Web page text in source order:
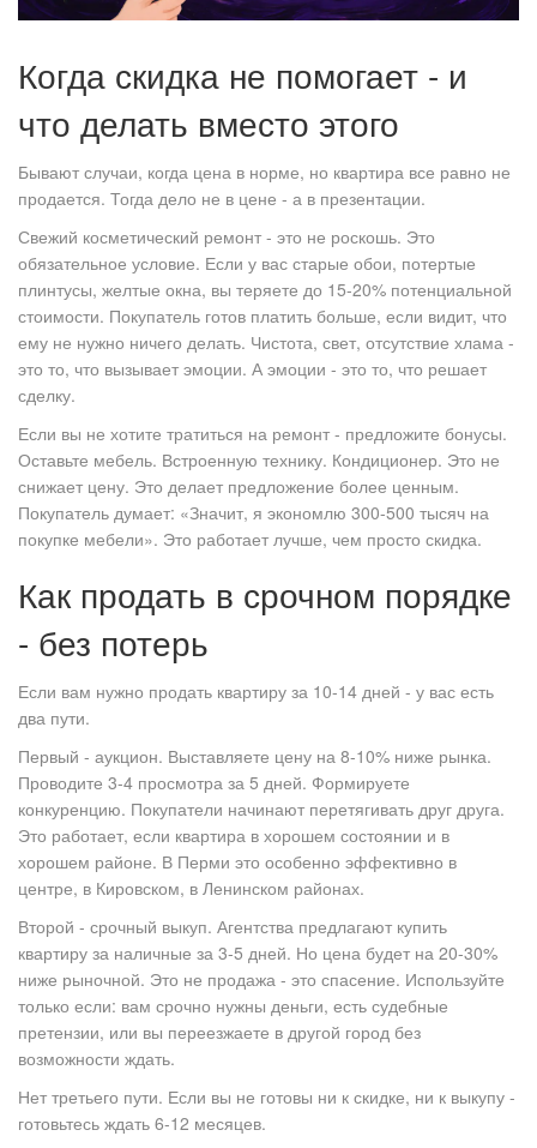
Когда скидка не помогает - и
что делать вместо этого
Бывают случаи, когда цена в норме, но квартира все равно не
продается. Тогда дело не в цене - а в презентации.
Свежий косметический ремонт - это не роскошь. Это
обязательное условие. Если у вас старые обои, потертые
плинтусы, желтые окна, вы теряете до 15-20% потенциальной
стоимости. Покупатель готов платить больше, если видит, что
ему не нужно ничего делать. Чистота, свет, отсутствие хлама -
это то, что вызывает эмоции. А эмоции - это то, что решает
сделку.
Если вы не хотите тратиться на ремонт - предложите бонусы.
Оставьте мебель. Встроенную технику. Кондиционер. Это не
снижает цену. Это делает предложение более ценным.
Покупатель думает: «Значит, я экономлю 300-500 тысяч на
покупке мебели». Это работает лучше, чем просто скидка.
Как продать в срочном порядке
- без потерь
Если вам нужно продать квартиру за 10-14 дней - у вас есть
два пути.
Первый - аукцион. Выставляете цену на 8-10% ниже рынка.
Проводите 3-4 просмотра за 5 дней. Формируете
конкуренцию. Покупатели начинают перетягивать друг друга.
Это работает, если квартира в хорошем состоянии и в
хорошем районе. В Перми это особенно эффективно в
центре, в Кировском, в Ленинском районах.
Второй - срочный выкуп. Агентства предлагают купить
квартиру за наличные за 3-5 дней. Но цена будет на 20-30%
ниже рыночной. Это не продажа - это спасение. Используйте
только если: вам срочно нужны деньги, есть судебные
претензии, или вы переезжаете в другой город без
возможности ждать.
Нет третьего пути. Если вы не готовы ни к скидке, ни к выкупу -
готовьтесь ждать 6-12 месяцев.